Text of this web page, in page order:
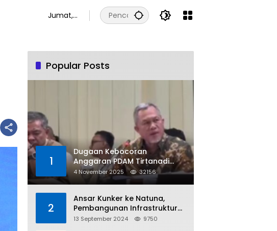
Jumat,
Popular Posts
1
Dugaan Kebocoran
Anggaran PDAM Tirtanadi
Rp450 Miliar Per Tahun Tuai
Kritikan
4 November 2025 32156
2
Ansar Kunker ke Natuna,
Pembangunan Infrastruktur
dan Bantuan Sosial
13 September 2024 9750